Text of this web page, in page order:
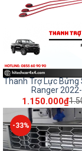
Thanh Trợ Lực Bửng
Ranger
1.150.000₫
-33%